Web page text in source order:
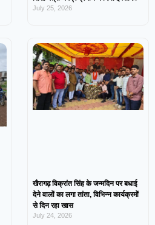
July 25, 2026
खैरागढ़ विक्रांत सिंह के जन्मदिन पर बधाई
देने वालों का लगा तांता, विभिन्न कार्यक्रमों
से दिन रहा खास
July 24, 2026